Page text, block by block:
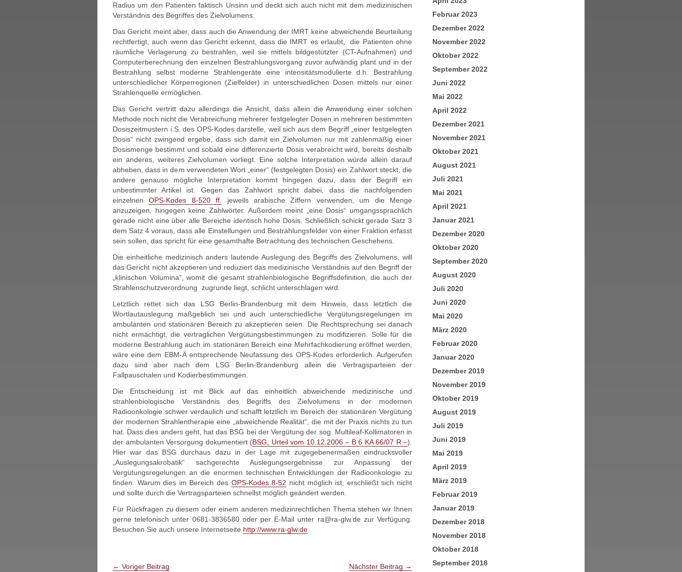
Radius um den Patienten faktisch Unsinn und deckt sich auch nicht mit dem medizinischen
Verständnis des Begriffes des Zielvolumens.
Das Gericht meint aber, dass auch die Anwendung der IMRT keine abweichende Beurteilung
rechtfertigt, auch wenn das Gericht erkennt, dass die IMRT es erlaubt, die Patienten ohne
räumliche Verlagerung zu bestrahlen, weil sie mittels bildgestützter (CT-Aufnahmen) und
Computerberechnung den einzelnen Bestrahlungsvorgang zuvor aufwändig plant und in der
Bestrahlung selbst moderne Strahlengeräte eine intensitätsmodulierte d.h. Bestrahlung
unterschiedlicher Körperregionen (Zielfelder) in unterschiedlichen Dosen mittels nur einer
Strahlenquelle ermöglichen.
Das Gericht vertritt dazu allerdings die Ansicht, dass allein die Anwendung einer solchen
Methode noch nicht die Verabreichung mehrerer festgelegter Dosen in mehreren bestimmten
Dosiszeitmustern i.S. des OPS-Kodes darstelle, weil sich aus dem Begriff „einer festgelegten
Dosis“ nicht zwingend ergebe, dass sich damit ein Zielvolumen nur mit zahlenmäßig einer
Dosismenge bestimmt und sobald eine differenzierte Dosis verabreicht wird, bereits deshalb
ein anderes, weiteres Zielvolumen vorliegt. Eine solche Interpretation würde allein darauf
abheben, dass in dem verwendeten Wort „einer“ (festgelegten Dosis) ein Zahlwort steckt, die
andere genauso mögliche Interpretation kommt hingegen dazu, dass der Begriff ein
unbestimmter Artikel ist. Gegen das Zahlwort spricht dabei, dass die nachfolgenden
einzelnenOPS-Kodes 8-520 ff.
jeweils arabische Ziffern verwenden, um die Menge
anzuzeigen, hingegen keine Zahlwörter. Außerdem meint „eine Dosis“ umgangssprachlich
gerade nicht eine über alle Bereiche identisch hohe Dosis. Schließlich schickt gerade Satz 3
dem Satz 4 voraus, dass alle Einstellungen und Bestrahlungsfelder von einer Fraktion erfasst
sein sollen, das spricht für eine gesamthafte Betrachtung des technischen Geschehens.
Die einheitliche medizinisch anders lautende Auslegung des Begriffs des Zielvolumens, will
das Gericht nicht akzeptieren und reduziert das medizinische Verständnis auf den Begriff der
„klinischen Volumina“, womit die gesamt strahlenbiologische Begriffsdefinition, die auch der
Strahlenschutzverordnung zugrunde liegt, schlicht unterschlagen wird.
Letztlich rettet sich das LSG Berlin-Brandenburg mit dem Hinweis, dass letztlich die
Wortlautauslegung maßgeblich sei und auch unterschiedliche Vergütungsregelungen im
ambulanten und stationären Bereich zu akzeptieren seien. Die Rechtsprechung sei danach
nicht ermächtigt, die vertraglichen Vergütungsbestimmungen zu modifizieren. Solle für die
moderne Bestrahlung auch im stationären Bereich eine Mehrfachkodierung eröffnet werden,
wäre eine dem EBM-Ä entsprechende Neufassung des OPS-Kodes erforderlich. Aufgerufen
dazu sind aber nach dem LSG Berlin-Brandenburg allein die Vertragsparteien der
Fallpauschalen und Kodierbestimmungen.
Die Entscheidung ist mit Blick auf das einheitlich abweichende medizinische und
strahlenbiologische Verständnis des Begriffs des Zielvolumens in der modernen
Radioonkologie schwer verdaulich und schafft letztlich im Bereich der stationären Vergütung
der modernen Strahlentherapie eine „abweichende Realität“, die mit der Praxis nichts zu tun
hat. Dass dies anders geht, hat das BSG bei der Vergütung der sog. Multileaf-Kollimatoren in
der ambulanten Versorgung dokumentiert (BSG, Urteil vom 10.12.2006 – B 6 KA 66/07 R –).
Hier war das BSG durchaus dazu in der Lage mit zugegebenermaßen eindrucksvoller
„Auslegungsakrobatik“ sachgerechte Auslegungsergebnisse zur Anpassung der
Vergütungsregelungen an die enormen technischen Entwicklungen der Radioonkologie zu
finden. Warum dies im Bereich des OPS-Kodes 8-52 nicht möglich ist, erschließt sich nicht
und sollte durch die Vertragsparteien schnellst möglich geändert werden.
Für Rückfragen zu diesem oder einem anderen medizinrechtlichen Thema stehen wir Ihnen
gerne telefonisch unter 0681-3836580 oder per E-Mail unter ra@ra-glw.de zur Verfügung.
Besuchen Sie auch unsere Internetseite http://www.ra-glw.de
← Voriger Beitrag Nächster Beitrag →
Februar 2023
Dezember 2022
November 2022
Oktober 2022
September 2022
Juni 2022
Mai 2022
April 2022
Dezember 2021
November 2021
Oktober 2021
August 2021
Juli 2021
Mai 2021
April 2021
Januar 2021
Dezember 2020
Oktober 2020
September 2020
August 2020
Juli 2020
Juni 2020
Mai 2020
März 2020
Februar 2020
Januar 2020
Dezember 2019
November 2019
Oktober 2019
August 2019
Juli 2019
Juni 2019
Mai 2019
April 2019
März 2019
Februar 2019
Januar 2019
Dezember 2018
November 2018
Oktober 2018
September 2018